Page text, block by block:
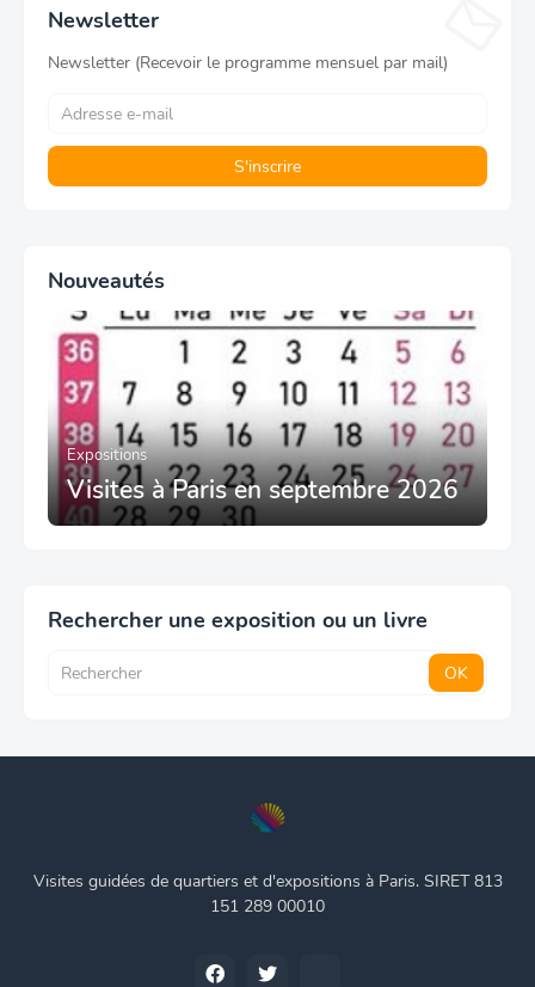
Newsletter
Newsletter (Recevoir le programme mensuel par mail)
Nouveautés
Expositions
Visites à Paris en septembre 2026
Rechercher une exposition ou un livre
Visites guidées de quartiers et d'expositions à Paris. SIRET 813
151 289 00010